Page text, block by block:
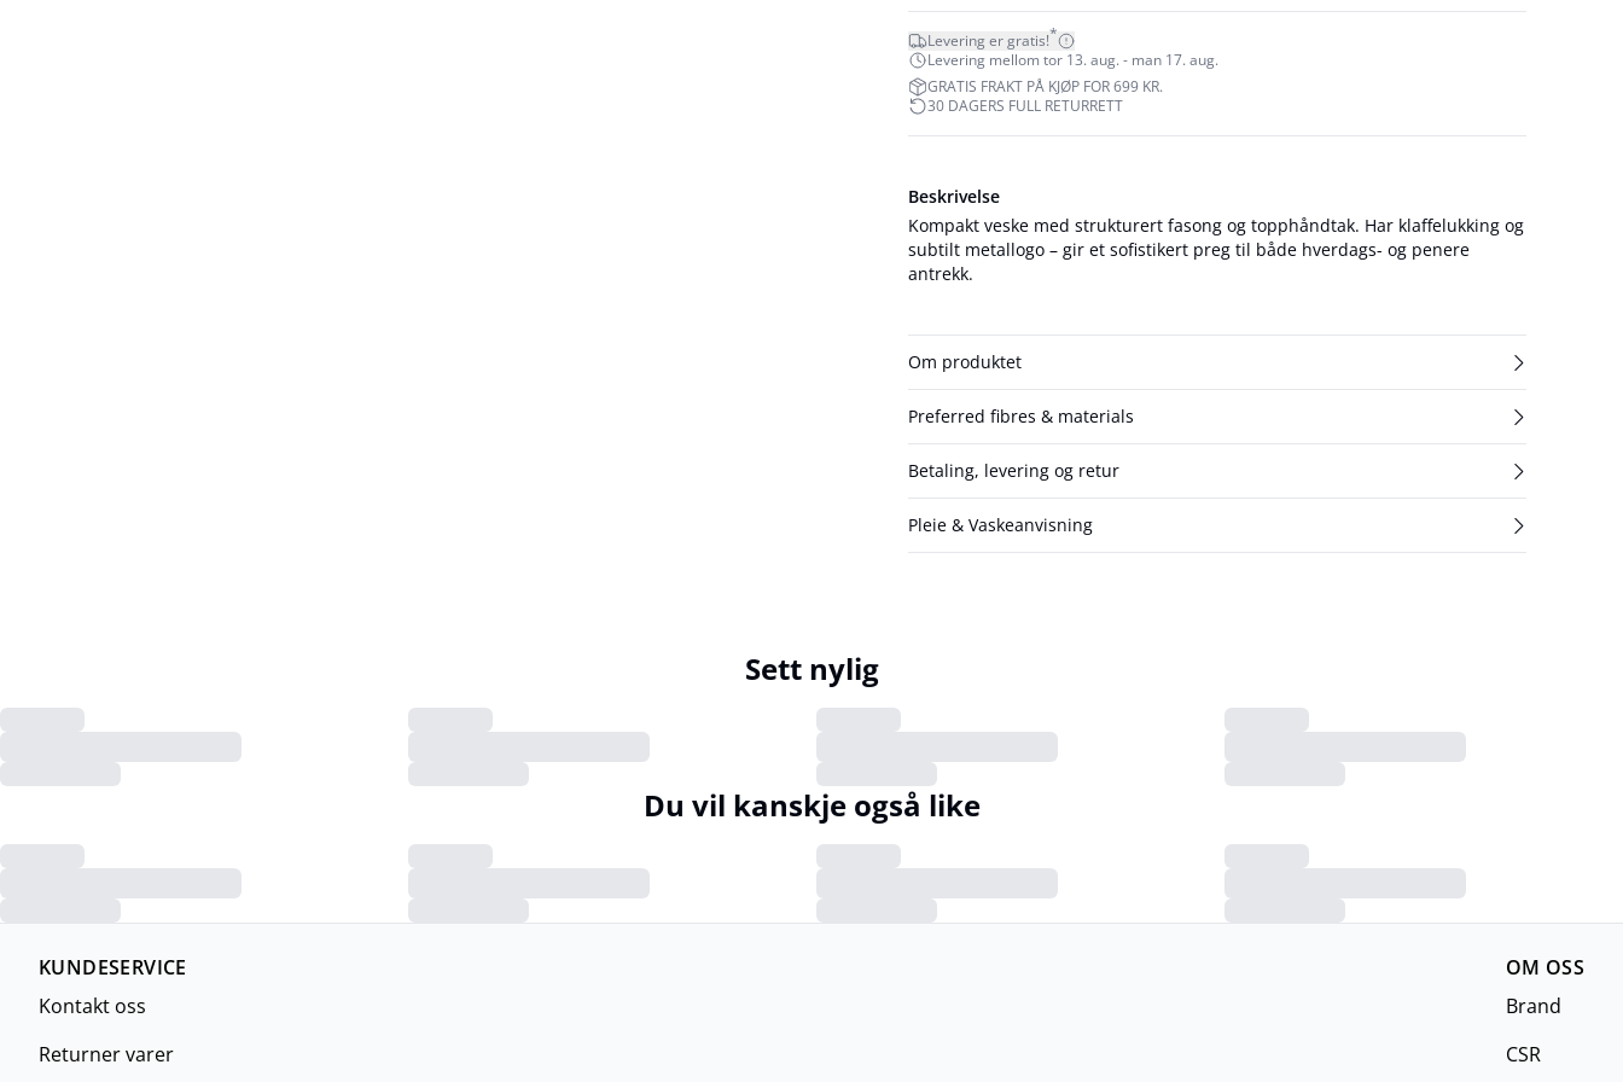
Levering er gratis!*
Levering mellom tor 13. aug. - man 17. aug.
GRATIS FRAKT PÅ KJØP FOR 699 KR.
30 DAGERS FULL RETURRETT
Beskrivelse
Kompakt veske med strukturert fasong og topphåndtak. Har klaffelukking og
subtilt metallogo – gir et sofistikert preg til både hverdags- og penere
antrekk.
Om produktet
Preferred fibres & materials
Betaling, levering og retur
Pleie & Vaskeanvisning
Sett nylig
Du vil kanskje også like
KUNDESERVICE
Kontakt oss
Returner varer
OM OSS
Brand
CSR